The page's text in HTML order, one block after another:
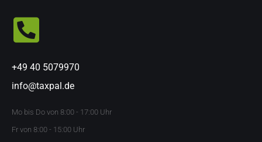
+49 40 5079970
info@taxpal.de
Mo bis Do von 8:00 - 17:00 Uhr
Fr von 8:00 - 15:00 Uhr